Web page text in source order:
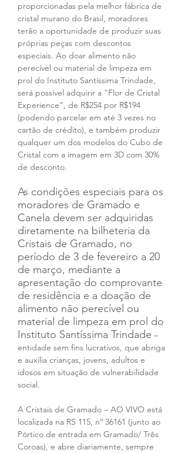
proporcionadas pela melhor fábrica de
cristal murano do Brasil, moradores
terão a oportunidade de produzir suas
próprias peças com descontos
especiais. Ao doar alimento não
perecível ou material de limpeza em
prol do Instituto Santíssima Trindade,
será possível adquirir a “Flor de Cristal
Experience”, de R$254 por R$194
(podendo parcelar em até 3 vezes no
cartão de crédito), e também produzir
qualquer um dos modelos do Cubo de
Cristal com a imagem em 3D com 30%
de desconto.
As condições especiais para os
moradores de Gramado e
Canela devem ser adquiridas
diretamente na bilheteria da
Cristais de Gramado, no
período de 3 de fevereiro a 20
de março, mediante a
apresentação do comprovante
de residência e a doação de
alimento não perecível ou
material de limpeza em prol do
Instituto Santíssima Trindade –
entidade sem fins lucrativos, que abriga
e auxilia crianças, jovens, adultos e
idosos em situação de vulnerabilidade
social.
A Cristais de Gramado – AO VIVO está
localizada na RS 115, nº 36161 (junto ao
Pórtico de entrada em Gramado/ Três
Coroas), e abre diariamente, sempre